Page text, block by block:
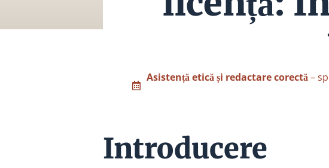
Asistență etică și redactare corectă–
Introducere